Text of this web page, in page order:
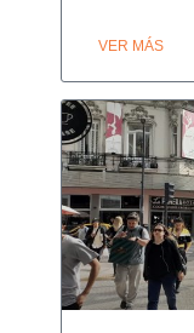
VER MÁS